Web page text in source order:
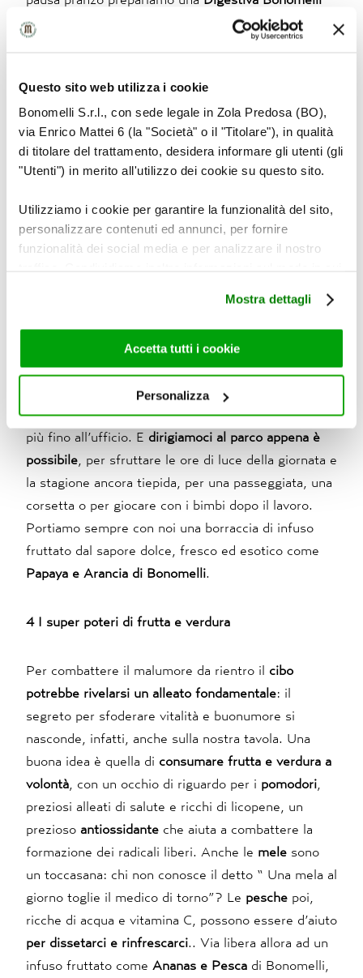
Questo sito web utilizza i cookie
Bonomelli S.r.l., con sede legale in Zola Predosa (BO),
via Enrico Mattei 6 (la "Società" o il "Titolare"), in qualità
di titolare del trattamento, desidera informare gli utenti (gli
"Utenti") in merito all'utilizzo dei cookie su questo sito.
Utilizziamo i cookie per garantire la funzionalità del sito,
personalizzare contenuti ed annunci, per fornire
funzionalità dei social media e per analizzare il nostro
di analisi dei dati web, pubblicità e social media, i quali
potrebbero combinarle con altre informazioni che ha
fornito loro o che hanno raccolto dal suo utilizzo dei loro
servizi. Per maggiori informazioni circa l’utilizzo dei
chiudere il banner, non verranno installati cookie sul tuo
corretto funzionamento del sito.
Mostra dettagli
Accetta tutti i cookie
Personalizza
con menta, rabarbaro, genziana ed estratto di
zenzero, dalle tradizionali proprietà digestive:
successive ore lavorative…
3 Muoversi all’aperto
voglia di muoversi un po’ di più. Che sia una
passeggiata sul bagnasciuga o in montagna, una
camminata per andare a comprare il giornale in
ci si distrae, ci si
importante prolungare l’effetto benefico dell’attività
fisica all’aperto cercando di“portarla” anche in città.
Per esempio, ricordiamoci discendere una fermata
prima dal bus o dalla metroper camminare un po’ di
più fino all’ufficio. E dirigiamoci al parco appena è
possibile , per sfruttare le ore di luce della giornata e
la stagione ancora tiepida, per una passeggiata, una
corsetta o per giocare con i bimbi dopo il lavoro.
Portiamo sempre con noi una borraccia di infuso
fruttato dal sapore dolce, fresco ed esotico come
Papaya e Arancia di Bonomelli
4 I super poteri di frutta e verdura
Per combattere il malumore da rientro il cibo
potrebbe rivelarsi un alleato fondamentale: il
segreto per sfoderare vitalità e buonumore si
nasconde, infatti, anche sulla nostra tavola. Una
buona idea è quella di consumare frutta e verdura a
volontà , con un occhio di riguardo per i pomodori
preziosi alleati di salute e ricchi di licopene, un
prezioso antiossidante che aiuta a combattere la
formazione dei radicali liberi. Anche le mele sono
un toccasana: chi non conosce il detto “ Una mela al
giorno toglie il medico di torno”? Le pesche poi,
ricche di acqua e vitamina C, possono essere d’aiuto
per dissetarci e rinfrescarci .. Via libera allora ad un
infuso fruttato come Ananas e Pesca di Bonomelli,